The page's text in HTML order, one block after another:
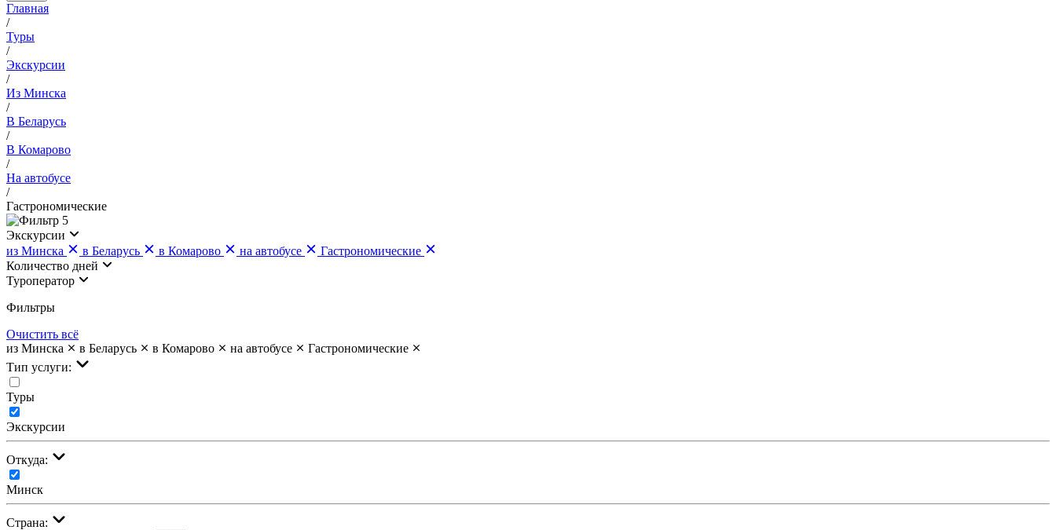
Главная
/
Туры
/
Экскурсии
/
Из Минска
/
В Беларусь
/
В Комарово
/
На автобусе
/
Гастрономические
5
Экскурсии
из Минска
в Беларусь в Комарово на автобусе
Гастрономические
Количество дней
Туроператор
Фильтры
Очистить всё
из Минска
в Беларусь в Комарово на автобусе
Гастрономические
Тип услуги:
Туры
Экскурсии
Откуда:
Минск
Страна: